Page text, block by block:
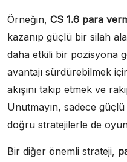
Örneğin, CS 1.6 para
kazanıp güçlü bir silah
daha etkili bir pozisyona
avantajı sürdürebilmek
akışını takip etmek ve
Unutmayın, sadece
doğru stratejilerle de
Bir diğer önemli strateji,